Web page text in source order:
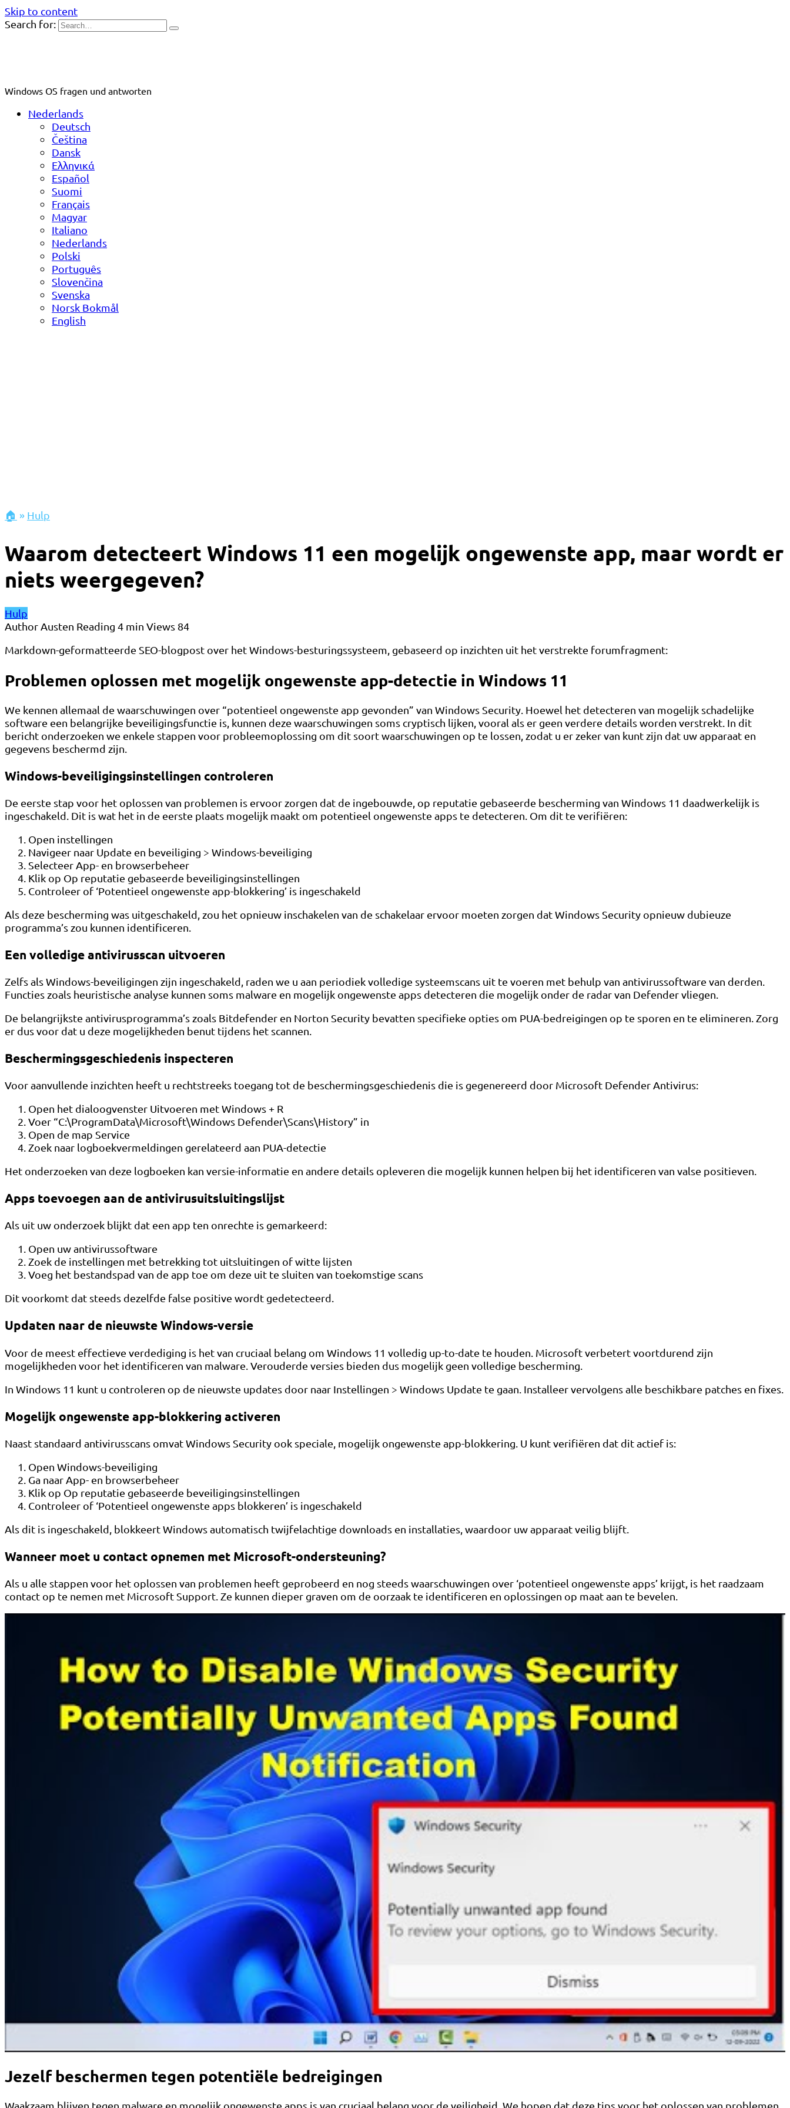
Skip to content
Search for:
Windows OS fragen und antworten
Nederlands
Deutsch
Čeština
Dansk
Ελληνικά
Español
Suomi
Français
Magyar
Italiano
Nederlands
Polski
Português
Slovenčina
Svenska
Norsk Bokmål
English
🏠 » Hulp
Waarom detecteert Windows 11 een mogelijk ongewenste app, maar wordt er
niets weergegeven?
Hulp
AuthorAusten Reading 4 min Views 84
Markdown-geformatteerde SEO-blogpost over het Windows-besturingssysteem, gebaseerd op inzichten uit het verstrekte forumfragment:
Problemen oplossen met mogelijk ongewenste app-detectie in Windows 11
We kennen allemaal de waarschuwingen over “potentieel ongewenste app gevonden” van Windows Security. Hoewel het detecteren van mogelijk schadelijke
software een belangrijke beveiligingsfunctie is, kunnen deze waarschuwingen soms cryptisch lijken, vooral als er geen verdere details worden verstrekt. In dit
bericht onderzoeken we enkele stappen voor probleemoplossing om dit soort waarschuwingen op te lossen, zodat u er zeker van kunt zijn dat uw apparaat en
gegevens beschermd zijn.
Windows-beveiligingsinstellingen controleren
De eerste stap voor het oplossen van problemen is ervoor zorgen dat de ingebouwde, op reputatie gebaseerde bescherming van Windows 11 daadwerkelijk is
ingeschakeld. Dit is wat het in de eerste plaats mogelijk maakt om potentieel ongewenste apps te detecteren. Om dit te verifiëren:
Open instellingen
Navigeer naar Update en beveiliging > Windows-beveiliging
Selecteer App- en browserbeheer
Klik op Op reputatie gebaseerde beveiligingsinstellingen
Controleer of ‘Potentieel ongewenste app-blokkering’ is ingeschakeld
Als deze bescherming was uitgeschakeld, zou het opnieuw inschakelen van de schakelaar ervoor moeten zorgen dat Windows Security opnieuw dubieuze
programma’s zou kunnen identificeren.
Een volledige antivirusscan uitvoeren
Zelfs als Windows-beveiligingen zijn ingeschakeld, raden we u aan periodiek volledige systeemscans uit te voeren met behulp van antivirussoftware van derden.
Functies zoals heuristische analyse kunnen soms malware en mogelijk ongewenste apps detecteren die mogelijk onder de radar van Defender vliegen.
De belangrijkste antivirusprogramma’s zoals Bitdefender en Norton Security bevatten specifieke opties om PUA-bedreigingen op te sporen en te elimineren. Zorg
er dus voor dat u deze mogelijkheden benut tijdens het scannen.
Beschermingsgeschiedenis inspecteren
Voor aanvullende inzichten heeft u rechtstreeks toegang tot de beschermingsgeschiedenis die is gegenereerd door Microsoft Defender Antivirus:
Open het dialoogvenster Uitvoeren met Windows + R
Voer “C:\ProgramData\Microsoft\Windows Defender\Scans\History” in
Open de map Service
Zoek naar logboekvermeldingen gerelateerd aan PUA-detectie
Het onderzoeken van deze logboeken kan versie-informatie en andere details opleveren die mogelijk kunnen helpen bij het identificeren van valse positieven.
Apps toevoegen aan de antivirusuitsluitingslijst
Als uit uw onderzoek blijkt dat een app ten onrechte is gemarkeerd:
Open uw antivirussoftware
Zoek de instellingen met betrekking tot uitsluitingen of witte lijsten
Voeg het bestandspad van de app toe om deze uit te sluiten van toekomstige scans
Dit voorkomt dat steeds dezelfde false positive wordt gedetecteerd.
Updaten naar de nieuwste Windows-versie
Voor de meest effectieve verdediging is het van cruciaal belang om Windows 11 volledig up-to-date te houden. Microsoft verbetert voortdurend zijn
mogelijkheden voor het identificeren van malware. Verouderde versies bieden dus mogelijk geen volledige bescherming.
In Windows 11 kunt u controleren op de nieuwste updates door naar Instellingen > Windows Update te gaan. Installeer vervolgens alle beschikbare patches en fixes.
Mogelijk ongewenste app-blokkering activeren
Naast standaard antivirusscans omvat Windows Security ook speciale, mogelijk ongewenste app-blokkering. U kunt verifiëren dat dit actief is:
Open Windows-beveiliging
Ga naar App- en browserbeheer
Klik op Op reputatie gebaseerde beveiligingsinstellingen
Controleer of ‘Potentieel ongewenste apps blokkeren’ is ingeschakeld
Als dit is ingeschakeld, blokkeert Windows automatisch twijfelachtige downloads en installaties, waardoor uw apparaat veilig blijft.
Wanneer moet u contact opnemen met Microsoft-ondersteuning?
Als u alle stappen voor het oplossen van problemen heeft geprobeerd en nog steeds waarschuwingen over ‘potentieel ongewenste apps’ krijgt, is het raadzaam
contact op te nemen met Microsoft Support. Ze kunnen dieper graven om de oorzaak te identificeren en oplossingen op maat aan te bevelen.
Jezelf beschermen tegen potentiële bedreigingen
Waakzaam blijven tegen malware en mogelijk ongewenste apps is van cruciaal belang voor de veiligheid. We hopen dat deze tips voor het oplossen van problemen